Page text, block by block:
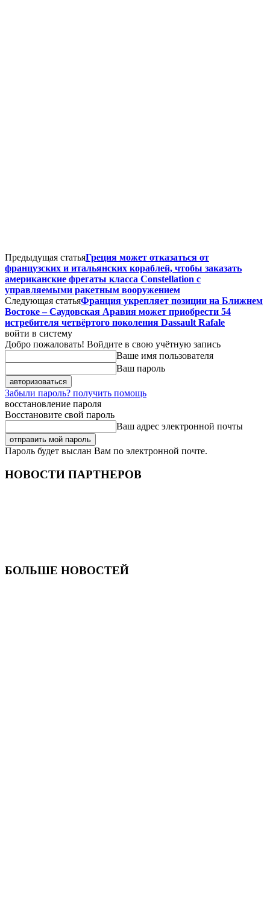
Предыдущая статьяГреция может отказаться от
французских и итальянских кораблей, чтобы заказать
американские фрегаты класса Constellation с
управляемыми ракетным вооружением
Следующая статьяФранция укрепляет позиции на Ближнем
Востоке – Саудовская Аравия может приобрести 54
истребителя четвёртого поколения Dassault Rafale
войти в систему
Добро пожаловать! Войдите в свою учётную запись
Ваше имя пользователя
Ваш пароль
Забыли пароль? получить помощь
восстановление пароля
Восстановите свой пароль
Ваш адрес электронной почты
Пароль будет выслан Вам по электронной почте.
НОВОСТИ ПАРТНЕРОВ
БОЛЬШЕ НОВОСТЕЙ